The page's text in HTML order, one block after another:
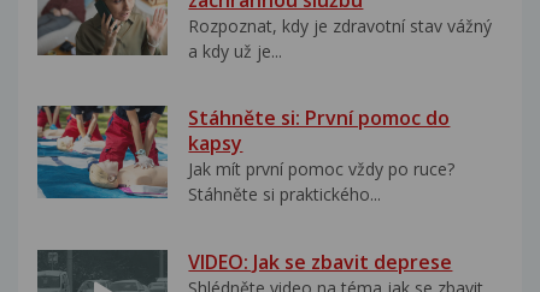
Rozpoznat, kdy je zdravotní stav vážný
a kdy už je...
Stáhněte si: První pomoc do
kapsy
Jak mít první pomoc vždy po ruce?
Stáhněte si praktického...
VIDEO: Jak se zbavit deprese
Shlédněte video na téma jak se zbavit